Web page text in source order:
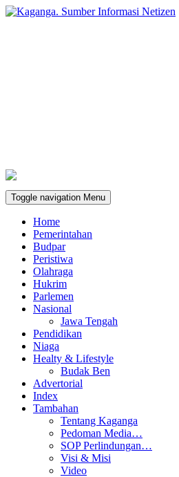
Toggle navigation Menu
Home
Pemerintahan
Budpar
Peristiwa
Olahraga
Hukrim
Parlemen
Nasional
Jawa Tengah
Pendidikan
Niaga
Healty & Lifestyle
Budak Ben
Advertorial
Index
Tambahan
Tentang Kaganga
Pedoman Media…
SOP Perlindungan…
Visi & Misi
Video